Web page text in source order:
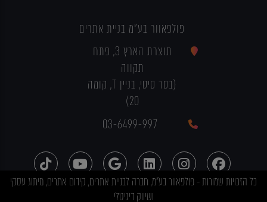
פולפאוור בע"מ בניית אתרים
תוצרת הארץ 3, פתח
תקווה
(בסר סיטי, בניין T, קומה
20)
03-6499-997
כל הזכויות שמורות - פולפאוור בע"מ, חברה לבניית אתרים, קידום אתרים, מיתוג עסקי
ושיווק דיגיטלי